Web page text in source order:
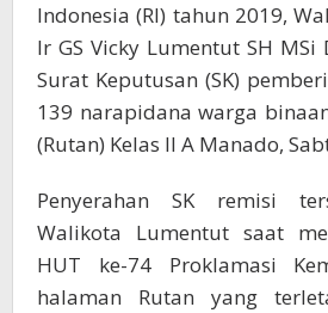
Indonesia (RI) tahun 2019,
Ir GS Vicky Lumentut SH MSi
Surat Keputusan (SK)
139 narapidana warga
(Rutan) Kelas II A Manado,
Penyerahan SK remisi
Walikota Lumentut saat
HUT ke-74 Proklamasi
halaman Rutan yang